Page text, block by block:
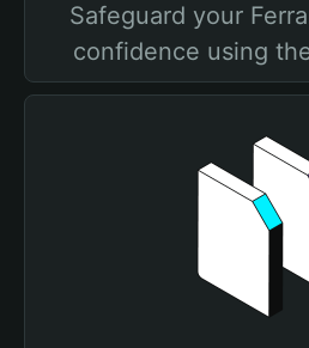
Safeguard your
confidence using